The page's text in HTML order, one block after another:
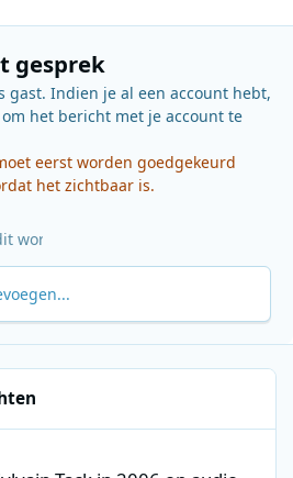
gesprek
gast. Indien je al een account hebt,
om het bericht met je account te
eerst worden goedgekeurd
het zichtbaar is.